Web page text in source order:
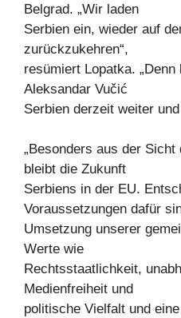
Belgrad. „Wir laden
Serbien ein, wieder auf
zurückzukehren“,
resümiert Lopatka.
Aleksandar Vučić
Serbien derzeit weiter
„Besonders aus der
bleibt die Zukunft
Serbiens in der EU.
Voraussetzungen dafür
Umsetzung unserer
Werte wie
Rechtsstaatlichkeit,
Medienfreiheit und
politische Vielfalt und